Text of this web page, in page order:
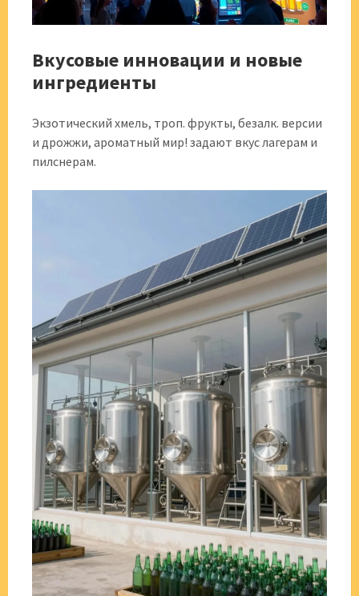
Вкусовые инновации и новые
ингредиенты
Экзотический хмель, троп. фрукты, безалк. версии
и дрожжи, ароматный мир! задают вкус лагерам и
пилснерам.